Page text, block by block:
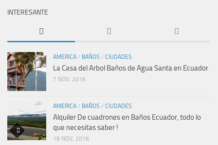
INTERESANTE
AMERICA / BAÑOS / CIUDADES
La Casa del Arbol Baños de Agua Santa en Ecuador
7 NOV, 2016
AMERICA / BAÑOS / CIUDADES
Alquiler De cuadrones en Baños Ecuador, todo lo
que necesitas saber !
18 NOV, 2016